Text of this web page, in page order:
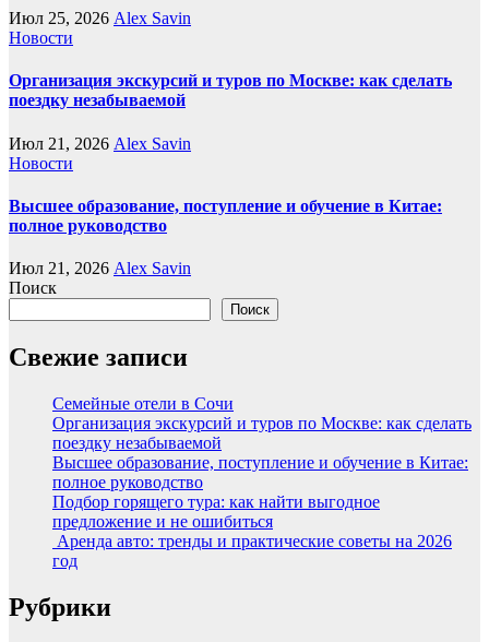
Июл 25, 2026 Alex Savin
Новости
Организация экскурсий и туров по Москве: как сделать
поездку незабываемой
Июл 21, 2026 Alex Savin
Новости
Высшее образование, поступление и обучение в Китае:
полное руководство
Июл 21, 2026 Alex Savin
Поиск
Поиск
Свежие записи
Семейные отели в Сочи
Организация экскурсий и туров по Москве: как сделать
поездку незабываемой
Высшее образование, поступление и обучение в Китае:
полное руководство
Подбор горящего тура: как найти выгодное
предложение и не ошибиться
Аренда авто: тренды и практические советы на 2026
год
Рубрики